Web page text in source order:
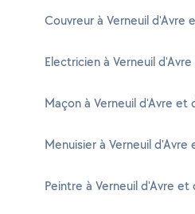
Couvreur à Verneuil d'Avre
Electricien à Verneuil
Maçon à Verneuil d'Avre et
Menuisier à Verneuil
Peintre à Verneuil d'Avre et